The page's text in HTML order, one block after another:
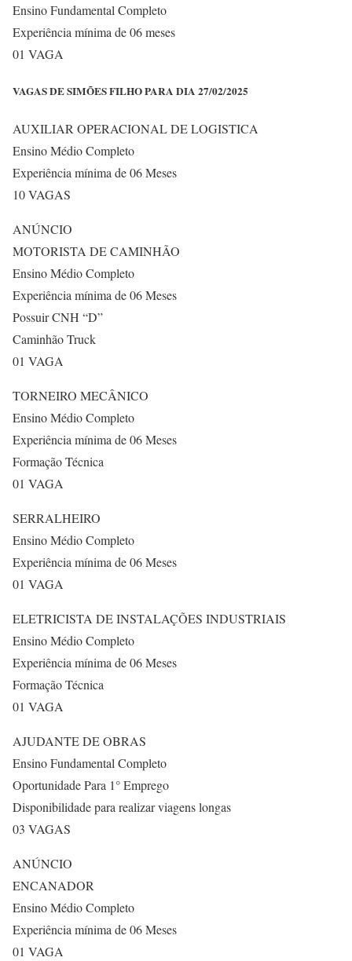
Ensino Fundamental Completo
Experiência mínima de 06 meses
01 VAGA
VAGAS DE SIMÕES FILHO PARA DIA 27/02/2025
AUXILIAR OPERACIONAL DE LOGISTICA
Ensino Médio Completo
Experiência mínima de 06 Meses
10 VAGAS
ANÚNCIO
MOTORISTA DE CAMINHÃO
Ensino Médio Completo
Experiência mínima de 06 Meses
Possuir CNH “D”
Caminhão Truck
01 VAGA
TORNEIRO MECÂNICO
Ensino Médio Completo
Experiência mínima de 06 Meses
Formação Técnica
01 VAGA
SERRALHEIRO
Ensino Médio Completo
Experiência mínima de 06 Meses
01 VAGA
ELETRICISTA DE INSTALAÇÕES INDUSTRIAIS
Ensino Médio Completo
Experiência mínima de 06 Meses
Formação Técnica
01 VAGA
AJUDANTE DE OBRAS
Ensino Fundamental Completo
Oportunidade Para 1° Emprego
Disponibilidade para realizar viagens longas
03 VAGAS
ANÚNCIO
ENCANADOR
Ensino Médio Completo
Experiência mínima de 06 Meses
01 VAGA